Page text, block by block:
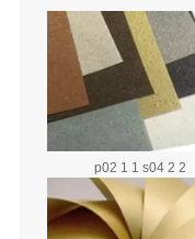
p02 1 1 s04 2 2